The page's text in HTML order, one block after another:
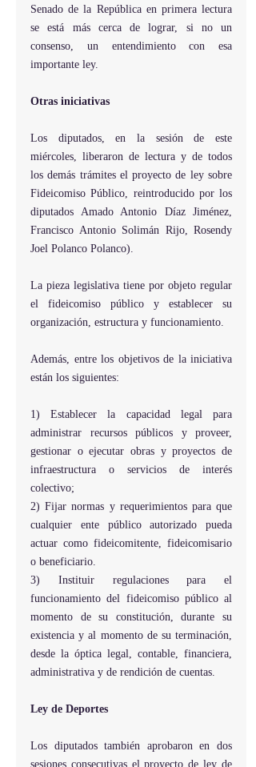
Senado de la República en primera lectura
se está más cerca de lograr, si no un
consenso, un entendimiento con esa
importante ley.
Otras iniciativas
Los diputados, en la sesión de este
miércoles, liberaron de lectura y de todos
los demás trámites el proyecto de ley sobre
Fideicomiso Público, reintroducido por los
diputados Amado Antonio Díaz Jiménez,
Francisco Antonio Solimán Rijo, Rosendy
Joel Polanco Polanco).
La pieza legislativa tiene por objeto regular
el fideicomiso público y establecer su
organización, estructura y funcionamiento.
Además, entre los objetivos de la iniciativa
están los siguientes:
1) Establecer la capacidad legal para
administrar recursos públicos y proveer,
gestionar o ejecutar obras y proyectos de
infraestructura o servicios de interés
colectivo;
2) Fijar normas y requerimientos para que
cualquier ente público autorizado pueda
actuar como fideicomitente, fideicomisario
o beneficiario.
3) Instituir regulaciones para el
funcionamiento del fideicomiso público al
momento de su constitución, durante su
existencia y al momento de su terminación,
desde la óptica legal, contable, financiera,
administrativa y de rendición de cuentas.
Ley de Deportes
Los diputados también aprobaron en dos
sesiones consecutivas el proyecto de ley de